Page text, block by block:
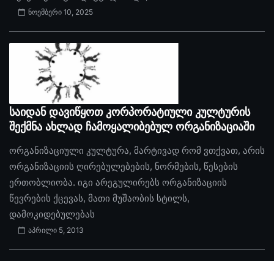
ნოემბერი 10, 2025
საიდან დავიწყოთ კორპორატიული კულტურის
შექმნა ახლად ჩამოყალიბებულ ორგანიზაციაში
ორგანიზაციული კულტურა, მარტივად რომ ვთქვათ, არის
ორგანიზაციის ღირებულებების, ნორმების, წესების
ერთობლიობა. იგი არეგულირებს ორგანიზაციის
წევრების ქცევას, მათი მუშაობის სტილს,
დამოკიდებულებას
აპრილი 5, 2013